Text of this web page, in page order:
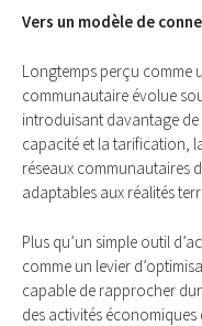
Vers un modèle de
Longtemps perçu comme
communautaire évolue
introduisant davantage de
capacité et la tarification,
réseaux communautaires
adaptables aux réalités
Plus qu’un simple outil
comme un levier
capable de rapprocher
des activités